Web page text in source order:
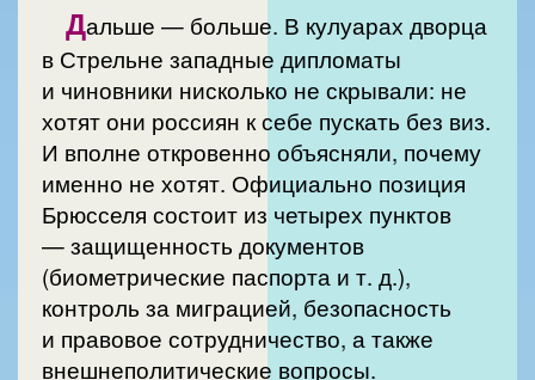
Дальше — больше. В кулуарах дворца
в Стрельне западные дипломаты
и чиновники нисколько не скрывали: не
хотят они россиян к себе пускать без виз.
И вполне откровенно объясняли, почему
именно не хотят. Официально позиция
Брюсселя состоит из четырех пунктов
— защищенность документов
(биометрические паспорта и т. д.),
контроль за миграцией, безопасность
и правовое сотрудничество, а также
внешнеполитические вопросы.